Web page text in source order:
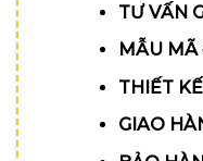
TƯ VẤN
MẪU
THIẾT
GIAO